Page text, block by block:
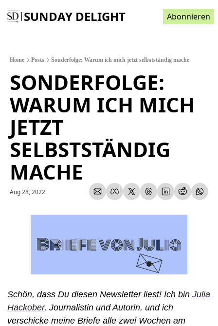
SUNDAY DELIGHT Abonnieren
Home Posts Sonderfolge: Warum ich mich jetzt selbstständig mache
SONDERFOLGE:
WARUM ICH MICH
JETZT
SELBSTSTÄNDIG
MACHE
Aug 28, 2022
Schön, dass Du diesen Newsletter liest! Ich bin Julia
Hackober, Journalistin und Autorin, und ich
verschicke meine Briefe alle zwei Wochen am